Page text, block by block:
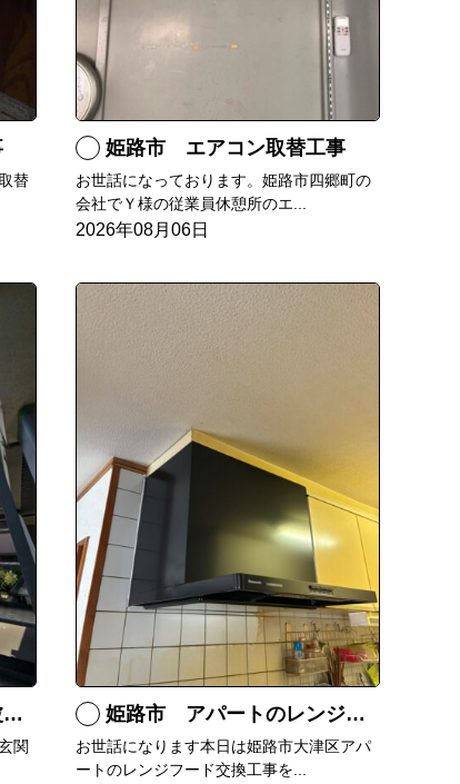
替
姫路市 エアコン取替工事
お世話になっております。姫路市四郷町の
会社でＹ様の従業員休憩所のエ...
2026年08月06日
関
姫路市 アパートのレンジフード交換
お世話になります本日は姫路市大津区アパ
ートのレンジフード交換工事を...